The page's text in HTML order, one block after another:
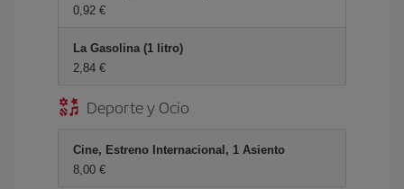
0,92 €
La Gasolina (1 litro)
2,84 €
Deporte y Ocio
Cine, Estreno Internacional, 1 Asiento
8,00 €